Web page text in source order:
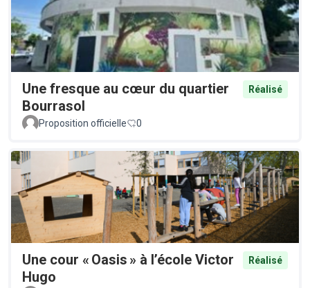
Une fresque au cœur du quartier
Bourrasol
Réalisé
Proposition officielle 0
Une cour « Oasis » à l’école Victor
Hugo
Réalisé